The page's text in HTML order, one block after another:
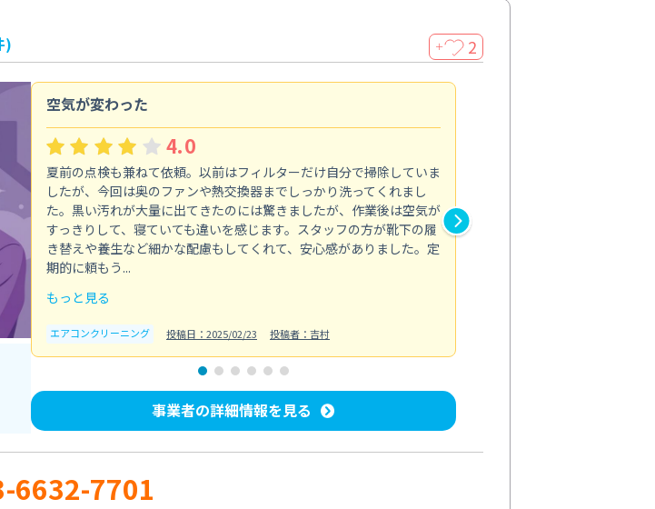
) ＋ 2
空気が変わった
4.0
夏前の点検も兼ねて依頼。以前はフィルターだけ自分で掃除していま
したが、今回は奥のファンや熱交換器までしっかり洗ってくれまし
た。黒い汚れが大量に出てきたのには驚きましたが、作業後は空気が
すっきりして、寝ていても違いを感じます。スタッフの方が靴下の履
き替えや養生など細かな配慮もしてくれて、安心感がありました。定
期的に頼もう...
もっと見る
エアコンクリーニング 投稿日：2025/02/23 投稿者：吉村
事業者の詳細情報を見る
6632-7701